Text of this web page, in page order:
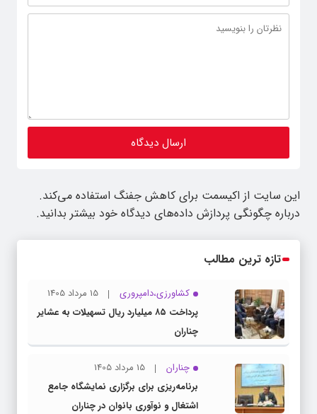
این سایت از اکیسمت برای کاهش جفنگ استفاده می‌کند.
درباره چگونگی پردازش داده‌های دیدگاه خود بیشتر بدانید.
تازه ترین مطالب
کشاورزی،دامپروری
15 مرداد 1405
پرداخت ۸۵ میلیارد ریال تسهیلات به عشایر
چناران
چناران
15 مرداد 1405
برنامه‌ریزی برای برگزاری نمایشگاه جامع
اشتغال و نوآوری بانوان در چناران